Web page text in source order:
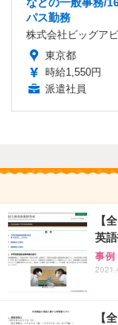
パス勤務
株式会社ビッグア
東京都
時給1,550円
派遣社員
【
英
事例
【